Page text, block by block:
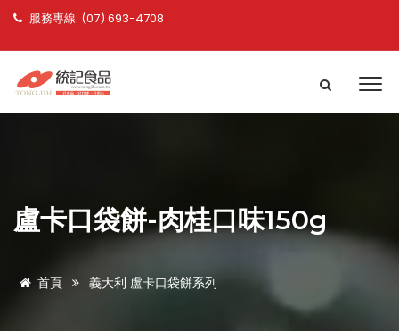
服務專線: (07) 693-4708
盧卡口袋餅-肉桂口味150g
首頁 義大利 盧卡口袋餅系列